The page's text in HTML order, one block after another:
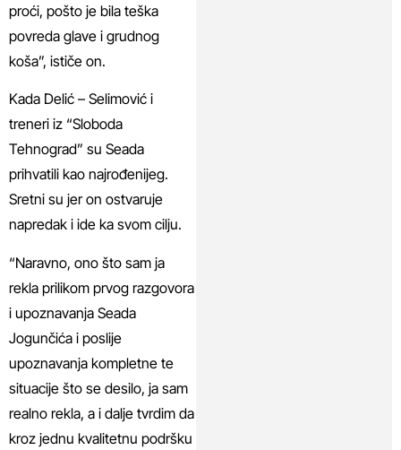
proći, pošto je bila teška
povreda glave i grudnog
koša”, ističe on.
Kada Delić – Selimović i
treneri iz “Sloboda
Tehnograd” su Seada
prihvatili kao najrođenijeg.
Sretni su jer on ostvaruje
napredak i ide ka svom cilju.
“Naravno, ono što sam ja
rekla prilikom prvog razgovora
i upoznavanja Seada
Jogunčića i poslije
upoznavanja kompletne te
situacije što se desilo, ja sam
realno rekla, a i dalje tvrdim da
kroz jednu kvalitetnu podršku